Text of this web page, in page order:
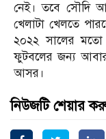
নেই। তবে সৌদি
খেলাটা খেলতে
২০২২ সালের
ফুটবলের জন্য
আসর।
নিউজটি শেয়ার